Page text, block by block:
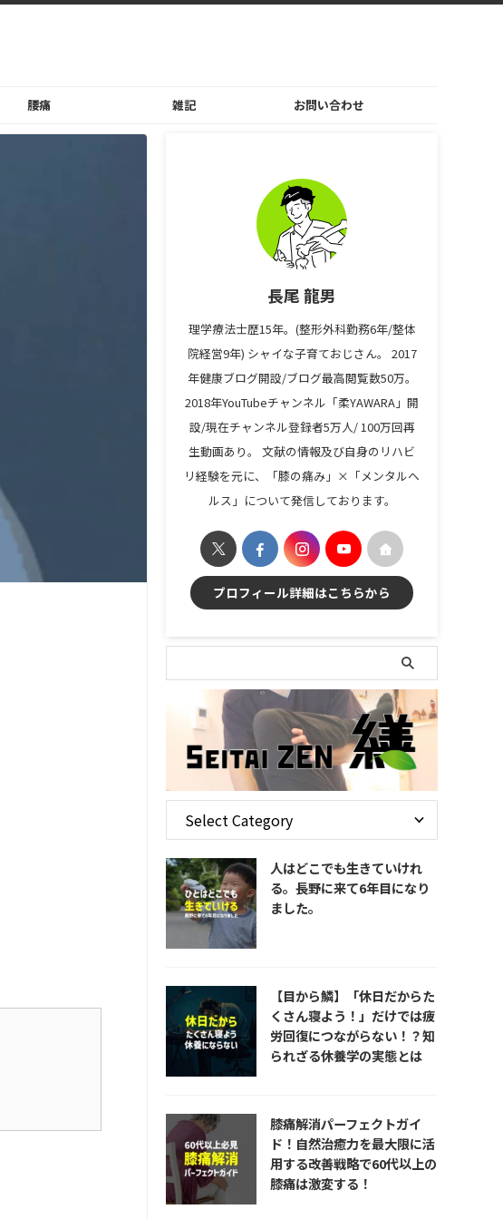
腰痛 雑記 お問い合わせ
長尾 龍男
理学療法士歴15年。(整形外科勤務6年/整体
院経営9年) シャイな子育ておじさん。 2017
年健康ブログ開設/ブログ最高閲覧数50万。
2018年YouTubeチャンネル「柔YAWARA」開
設/現在チャンネル登録者5万人/ 100万回再
生動画あり。 文献の情報及び自身のリハビ
リ経験を元に、「膝の痛み」×「メンタルヘ
ルス」について発信しております。
プロフィール詳細はこちらから
人はどこでも生きていけれ
る。長野に来て6年目になり
ました。
【目から鱗】「休日だからた
くさん寝よう！」だけでは疲
労回復につながらない！？知
られざる休養学の実態とは
膝痛解消パーフェクトガイ
ド！自然治癒力を最大限に活
用する改善戦略で60代以上の
膝痛は激変する！